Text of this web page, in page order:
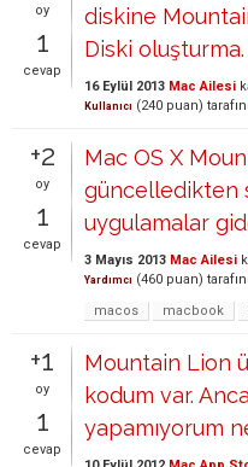
oy
1
cevap
diskine
Diski oluşturma.
16 Eylül 2013 Mac Ailesi
Kullanıcı (240 puan)
+2
oy
1
cevap
Mac OS X
güncelledikten
uygulamalar
3 Mayıs 2013 Mac Ailesi
Yardımcı (460 puan)
macos
macbook
+1
oy
1
cevap
Mountain Lion
kodum var.
yapamıyorum